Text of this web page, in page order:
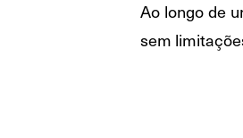
Ao longo de
sem